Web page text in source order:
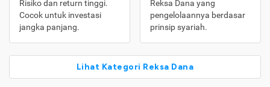
Risiko dan return tinggi.
Cocok untuk investasi
jangka panjang.
Reksa Dana yang
pengelolaannya berdasar
prinsip syariah.
Lihat Kategori Reksa Dana